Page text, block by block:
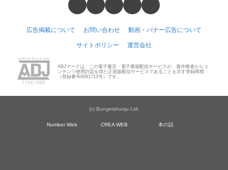
広告掲載について お問い合わせ 動画・バナー広告について
サイトポリシー 運営会社
ABJマークは、この電子書店・電子書籍配信サービスが、著作権者からコ
ンテンツ使用許諾を得た正規版配信サービスであることを示す登録商標
（登録番号6091713号）です。
(c) Bungeishunju Ltd.
Number Web CREA WEB 本の話